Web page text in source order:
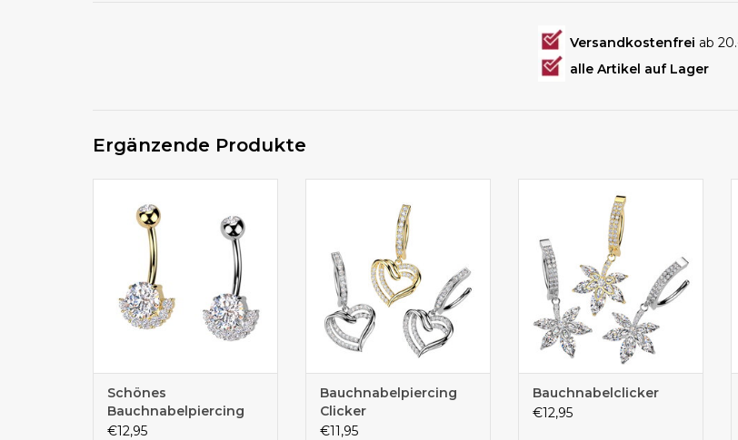
Versandkostenfrei ab
alle Artikel auf Lager
Ergänzende Produkte
Schönes
Bauchnabelpiercing
€12,95
Bauchnabelpiercing
Clicker
€11,95
Bauchnabelclicker
€12,95